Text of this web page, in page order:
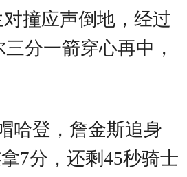
撞应声倒地，经过
分一箭穿心再中，
哈登，詹金斯追身
7分，还剩45秒骑士